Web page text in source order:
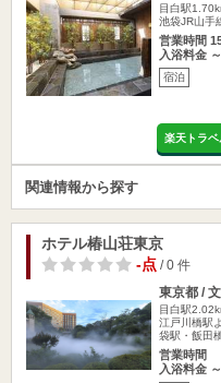
目白駅
池袋JR山手
営業時間
入浴料金 ～
宿泊
楽天トラ
関連情報から探す
ホテル椿山荘東京
-点/ 0 件
東京都 /
目白駅
江戸川橋駅
袋駅・飯田
営業時間
入浴料金 ～